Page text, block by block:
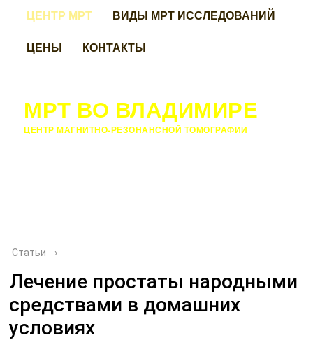
ЦЕНТР МРТ
ВИДЫ МРТ ИССЛЕДОВАНИЙ
ЦЕНЫ
КОНТАКТЫ
МРТ ВО ВЛАДИМИРЕ
ЦЕНТР МАГНИТНО-РЕЗОНАНСНОЙ ТОМОГРАФИИ
Статьи ›
Лечение простаты народными
средствами в домашних
условиях